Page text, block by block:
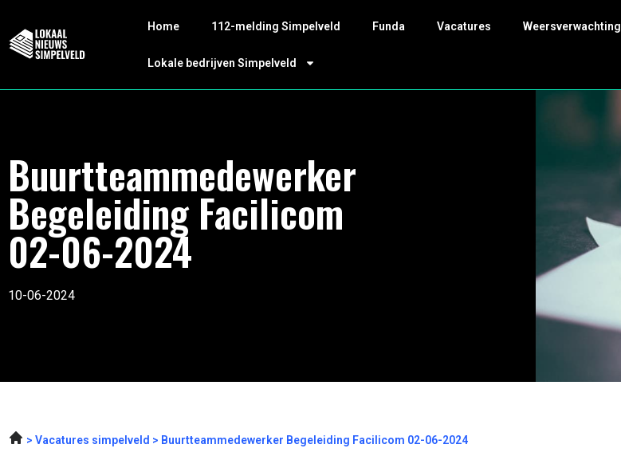
Home 112-melding Simpelveld Funda Vacatures Weersverwachting
Lokale bedrijven Simpelveld
Buurtteammedewerker
Begeleiding Facilicom
02-06-2024
10-06-2024
Vacatures simpelveld Buurtteammedewerker Begeleiding Facilicom 02-06-2024